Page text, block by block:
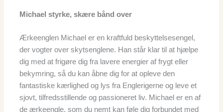
Michael styrke, skære bånd over
Ærkeenglen Michael er en kraftfuld beskyttelsesengel,
der vogter over skytsenglene. Han står klar til at hjælpe
dig med at frigøre dig fra lavere energier af frygt eller
bekymring, så du kan åbne dig for at opleve den
fantastiske kærlighed og lys fra Englerigerne og leve et
sjovt, tilfredsstillende og passioneret liv. Michael er en af
de ærkeengle, som du nemt kan føle dig forbundet med